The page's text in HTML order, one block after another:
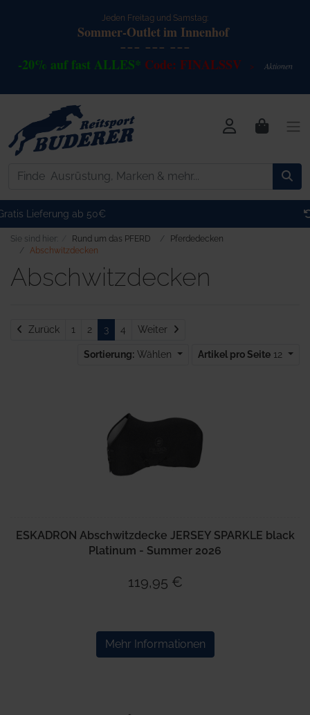
Jeden Freitag und Samstag:
Sommer-Outletim Innenhof
--- --- ---
-20% auf fast ALLES* Code: FINALSSV > Aktionen
Sie sind hier: Rund um das PFERD
Pferdedecken
Abschwitzdecken
Abschwitzdecken
ZurückZurück
1 2 3 4 Weiter
Sortierung: Wählen Artikel pro Seite 12
ESKADRON Abschwitzdecke JERSEY SPARKLE black
Platinum - Summer 2026
119,95 €
Mehr Informationen